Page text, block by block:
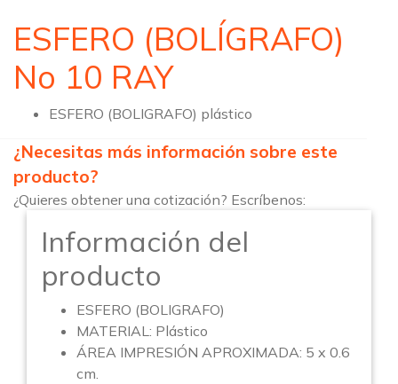
ESFERO (BOLÍGRAFO)
No 10 RAY
ESFERO (BOLIGRAFO) plástico
¿Necesitas más información sobre este
producto?
¿Quieres obtener una cotización? Escríbenos:
Información del
producto
ESFERO (BOLIGRAFO)
MATERIAL: Plástico
ÁREA IMPRESIÓN APROXIMADA: 5 x 0.6
cm.